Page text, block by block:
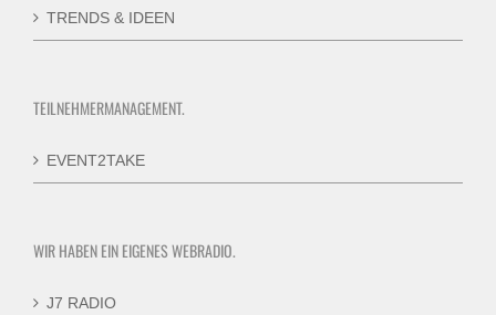
TRENDS & IDEEN
TEILNEHMERMANAGEMENT.
EVENT2TAKE
WIR HABEN EIN EIGENES WEBRADIO.
J7 RADIO